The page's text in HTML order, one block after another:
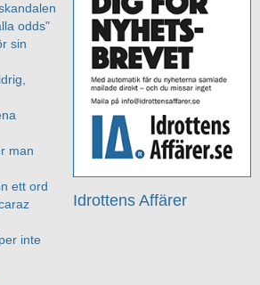
Idrottens Affärer
odds"
sin
man
ett ord
inte